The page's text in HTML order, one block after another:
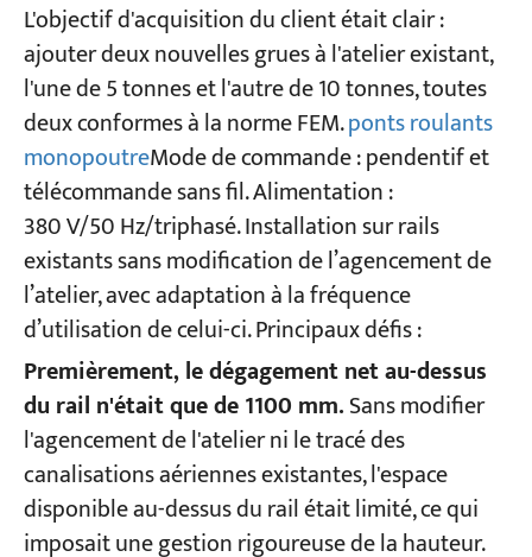
L'objectif d'acquisition du client était clair :
ajouter deux nouvelles grues à l'atelier existant,
l'une de 5 tonnes et l'autre de 10 tonnes, toutes
deux conformes à la norme FEM.ponts roulants
monopoutreMode de commande : pendentif et
télécommande sans fil. Alimentation :
380 V/50 Hz/triphasé. Installation sur rails
existants sans modification de l’agencement de
l’atelier, avec adaptation à la fréquence
d’utilisation de celui-ci. Principaux défis :
Premièrement, le dégagement net au-dessus
du rail n'était que de 1100 mm.Sans modifier
l'agencement de l'atelier ni le tracé des
canalisations aériennes existantes, l'espace
disponible au-dessus du rail était limité, ce qui
imposait une gestion rigoureuse de la hauteur.